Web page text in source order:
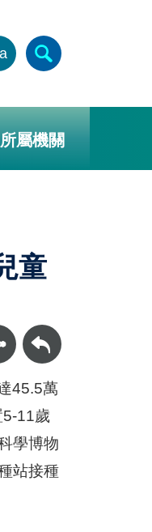
屬機關
童
回上一頁
45.5萬
11歲
學博物
站接種